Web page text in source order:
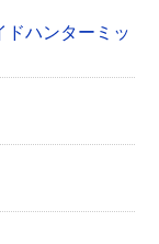
ドハンターミッ